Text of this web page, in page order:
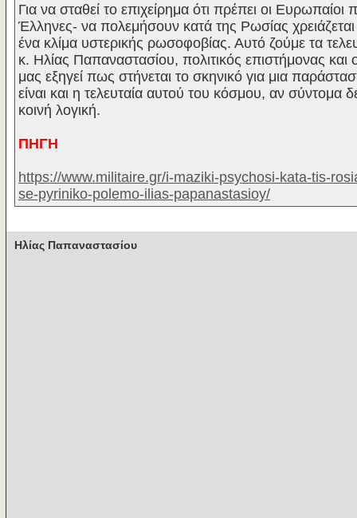
Για να σταθεί το επιχείρημα ότι πρέπει οι Ευρωπαίοι
Έλληνες- να πολεμήσουν κατά της Ρωσίας
ένα κλίμα υστερικής ρωσοφοβίας. Αυτό ζούμε τα
κ. Ηλίας Παπαναστασίου, πολιτικός επιστήμονας και
μας εξηγεί πως στήνεται το σκηνικό για μια
είναι και η τελευταία αυτού του κόσμου, αν σύντομα
κοινή λογική.
ΠΗΓΗ
https://www.militaire.gr/i-maziki-psychosi-kata-tis-
se-pyriniko-polemo-ilias-papanastasioy/
Ηλίας Παπαναστασίου